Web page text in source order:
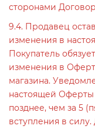
сторонами
9.4. Продавец
изменения в
Покупатель
изменения в
магазина.
настоящей Оферты
позднее, чем за 5
вступления в